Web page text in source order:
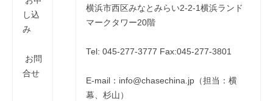
し込
み
お問
合せ
横浜市西区みなとみらい2-2-1横浜ランド
マークタワー20階
Tel: 045-277-3777 Fax:045-277-3801
E-mail：info@chasechina.jp（担当：横
幕、杉山）